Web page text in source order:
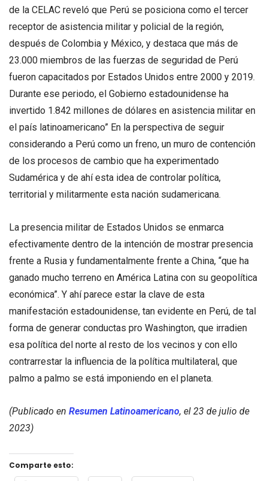
de la CELAC reveló que Perú se posiciona como el tercer
receptor de asistencia militar y policial de la región,
después de Colombia y México, y destaca que más de
23.000 miembros de las fuerzas de seguridad de Perú
fueron capacitados por Estados Unidos entre 2000 y 2019.
Durante ese periodo, el Gobierno estadounidense ha
invertido 1.842 millones de dólares en asistencia militar en
el país latinoamericano” En la perspectiva de seguir
considerando a Perú como un freno, un muro de contención
de los procesos de cambio que ha experimentado
Sudamérica y de ahí esta idea de controlar política,
territorial y militarmente esta nación sudamericana.
La presencia militar de Estados Unidos se enmarca
efectivamente dentro de la intención de mostrar presencia
frente a Rusia y fundamentalmente frente a China, “que ha
ganado mucho terreno en América Latina con su geopolítica
económica”. Y ahí parece estar la clave de esta
manifestación estadounidense, tan evidente en Perú, de tal
forma de generar conductas pro Washington, que irradien
esa política del norte al resto de los vecinos y con ello
contrarrestar la influencia de la política multilateral, que
palmo a palmo se está imponiendo en el planeta.
(Publicado en Resumen Latinoamericano, el 23 de julio de
2023)
Comparte esto: